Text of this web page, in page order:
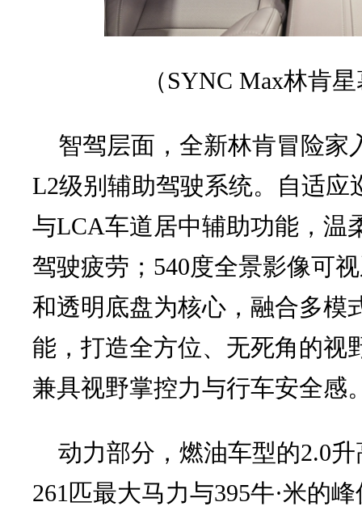
（SYNC Max林肯
智驾层面，全新林肯冒险
L2级别辅助驾驶系统。自适应
与LCA车道居中辅助功能，温
驾驶疲劳；540度全景影像可
和透明底盘为核心，融合多模
能，打造全方位、无死角的视
兼具视野掌控力与行车安全感
动力部分，燃油车型的2.0
261匹最大马力与395牛·米的